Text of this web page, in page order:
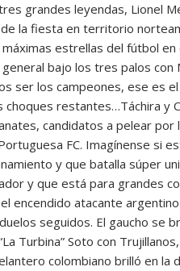
grandes leyendas, Lionel
la fiesta en territorio
estrellas del fútbol
bajo los tres palos
ser los campeones, ese es
choques restantes…Táchira y
candidatos a pelear
FC. Imagínense si
y que batalla súper
y que está para grandes
encendido atacante
seguidos. El gaucho se
Turbina” Soto con
colombiano brilló en